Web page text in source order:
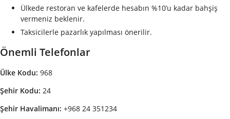
Ülkede restoran ve kafelerde hesabın %10’u kadar bahşiş
vermeniz beklenir.
Taksicilerle pazarlık yapılması önerilir.
Önemli Telefonlar
Ülke Kodu: 968
Şehir Kodu: 24
Şehir Havalimanı: +968 24 351234